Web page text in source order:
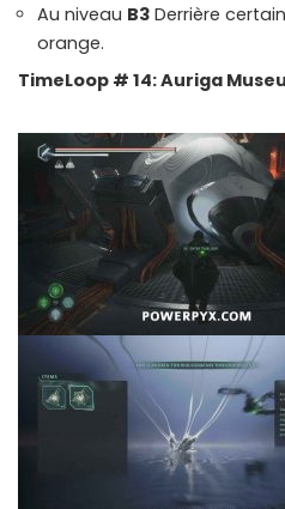
Au niveau B3 Derrière
orange.
TimeLoop # 14: Auriga